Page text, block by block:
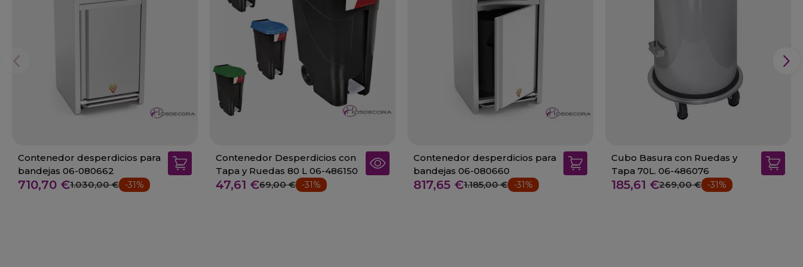
Contenedor desperdicios para
bandejas 06-080662
710,70 €1.030,00 € -31%
Contenedor Desperdicios con
Tapa y Ruedas 80 L 06-486150
47,61 €69,00 € -31%
Contenedor desperdicios para
bandejas 06-080660
817,65 €1.185,00 € -31%
Cubo Basura con Ruedas y
Tapa 70L. 06-486076
185,61 €269,00 € -31%